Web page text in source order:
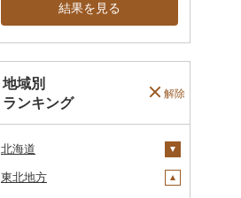
結果を見る
地域別
ランキング
解除
北海道
安平町
東北地方